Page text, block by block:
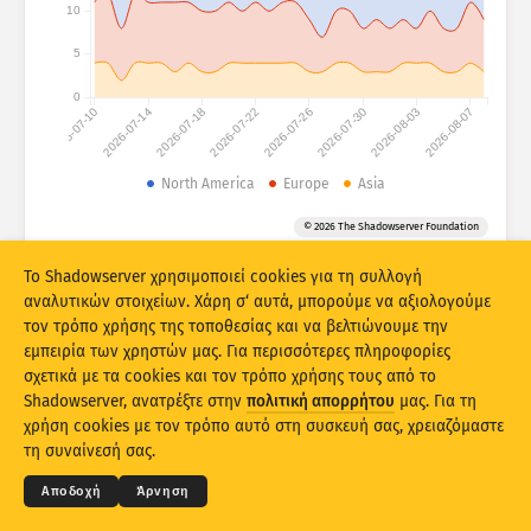
Στατιστικά επιθέσεων: Συσκευές
Βοήθεια
Σύνολο δεδομένων
Ετικέτα
Αυτόματη ενημέρωση αποτελεσμάτων
Ενημέρωση Επαναφορά
Λήψη ως PNG
2026-07-102026-07-142026-07-182026-07-222026-07-262026-07-302026-08-032026-08-07
0
5
10
North America Europe Asia
© 2026 The Shadowserver Foundation
© 2026THE SHADOWSERVER FOUNDATION
Απόρρητο και Όροι
Επικοινωνία Ευχαριστίες
Το Shadowserver χρησιμοποιεί cookies για τη συλλογή
αναλυτικών στοιχείων. Χάρη σ‘ αυτά, μπορούμε να αξιολογούμε
τον τρόπο χρήσης της τοποθεσίας και να βελτιώνουμε την
εμπειρία των χρηστών μας. Για περισσότερες πληροφορίες
σχετικά με τα cookies και τον τρόπο χρήσης τους από το
Shadowserver, ανατρέξτε στην πολιτική απορρήτου μας. Για τη
χρήση cookies με τον τρόπο αυτό στη συσκευή σας, χρειαζόμαστε
τη συναίνεσή σας.
Αποδοχή Άρνηση